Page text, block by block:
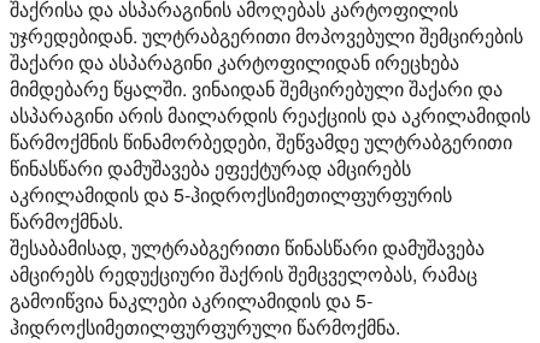
შაქრისა და ასპარაგინის ამოღებას კარტოფილის
უჯრედებიდან. ულტრაბგერითი მოპოვებული შემცირების
შაქარი და ასპარაგინი კარტოფილიდან ირეცხება
მიმდებარე წყალში. ვინაიდან შემცირებული შაქარი და
ასპარაგინი არის მაილარდის რეაქციის და აკრილამიდის
წარმოქმნის წინამორბედები, შეწვამდე ულტრაბგერითი
წინასწარი დამუშავება ეფექტურად ამცირებს
აკრილამიდის და 5-ჰიდროქსიმეთილფურფურის
წარმოქმნას.
შესაბამისად, ულტრაბგერითი წინასწარი დამუშავება
ამცირებს რედუქციური შაქრის შემცველობას, რამაც
გამოიწვია ნაკლები აკრილამიდის და 5-
ჰიდროქსიმეთილფურფურული წარმოქმნა.